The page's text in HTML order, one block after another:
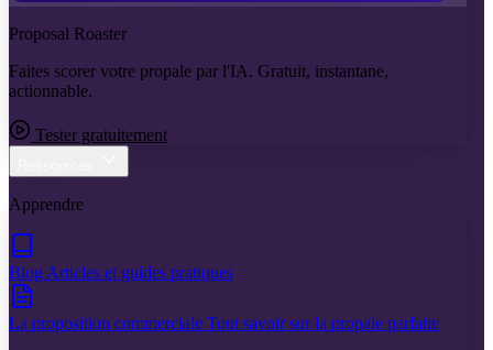
Proposal Roaster
Faites scorer votre propale par l'IA. Gratuit, instantane,
actionnable.
Tester gratuitement
Apprendre
Blog Articles et guides pratiques
La proposition commerciale Tout savoir sur la propale parfaite